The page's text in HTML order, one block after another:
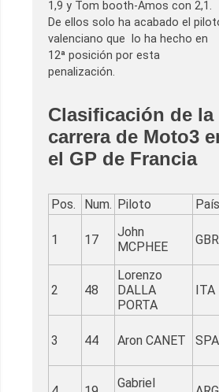
1,9 y Tom booth-Amos con 2,1.
De ellos solo ha acabado el
valenciano que lo ha hecho en
12ª posición por esta
penalización.
Clasificación de la
carrera de Moto3
el GP de Francia
Pos. Num. Piloto País
1 17
John
MCPHEE
GBR
2 48
Lorenzo
DALLA
PORTA
ITA
3 44 Aron CANET SPA
Gabriel